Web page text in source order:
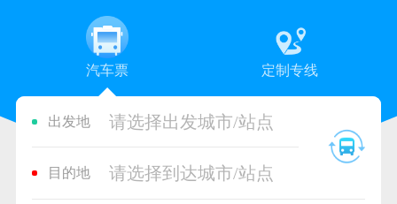
汽车票 定制专线
出发地 请选择出发城市/站点
目的地 请选择到达城市/站点